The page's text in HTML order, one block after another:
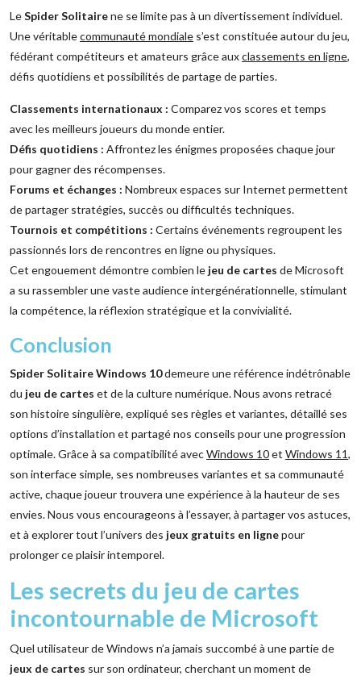
LeSpider Solitairene se limite pas à un divertissement individuel.
Une véritablecommunauté mondiale s’est constituée autour du jeu,
fédérant compétiteurs et amateurs grâce auxclassements en ligne,
défis quotidiens et possibilités de partage de parties.
Classements internationaux : Comparez vos scores et temps
avec les meilleurs joueurs du monde entier.
Défis quotidiens : Affrontez les énigmes proposées chaque jour
pour gagner des récompenses.
Forums et échanges : Nombreux espaces sur Internet permettent
de partager stratégies, succès ou difficultés techniques.
Tournois et compétitions : Certains événements regroupent les
passionnés lors de rencontres en ligne ou physiques.
Cet engouement démontre combien le jeu de cartes de Microsoft
a su rassembler une vaste audience intergénérationnelle, stimulant
la compétence, la réflexion stratégique et la convivialité.
Conclusion
Spider Solitaire Windows 10demeure une référence indétrônable
du jeu de cartes et de la culture numérique. Nous avons retracé
son histoire singulière, expliqué ses règles et variantes, détaillé ses
options d’installation et partagé nos conseils pour une progression
optimale. Grâce à sa compatibilité avecWindows 10et Windows 11,
son interface simple, ses nombreuses variantes et sa communauté
active, chaque joueur trouvera une expérience à la hauteur de ses
envies. Nous vous encourageons à l’essayer, à partager vos astuces,
et à explorer tout l’univers des jeux gratuits en lignepour
prolonger ce plaisir intemporel.
Les secrets du jeu de cartes
incontournable de Microsoft
Quel utilisateur de Windows n’a jamais succombé à une partie de
jeux de cartes sur son ordinateur, cherchant un moment de